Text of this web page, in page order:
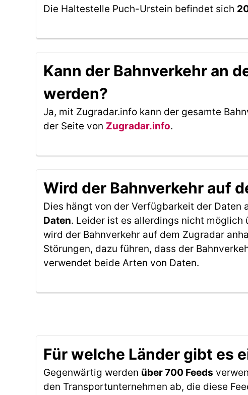
Die Haltestelle Puch-Urstein befindet sich
Kann der Bahnverkehr an
werden?
Ja, mit Zugradar.info kann der gesamte
der Seite von Zugradar.info.
Wird der Bahnverkehr auf
Dies hängt von der Verfügbarkeit der Daten
Daten. Leider ist es allerdings nicht möglich
wird der Bahnverkehr auf dem Zugradar
Störungen, dazu führen, dass der
verwendet beide Arten von Daten.
Für welche Länder gibt es
Gegenwärtig werden über 700 Feeds
den Transportunternehmen ab, die diese